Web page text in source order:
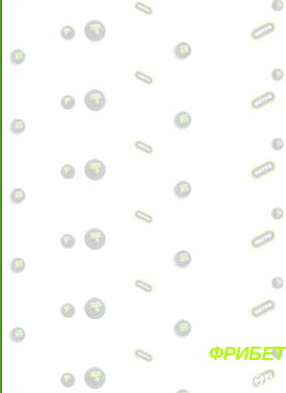
ФРИБЕТ
БЕЗ УСЛОВИЙ